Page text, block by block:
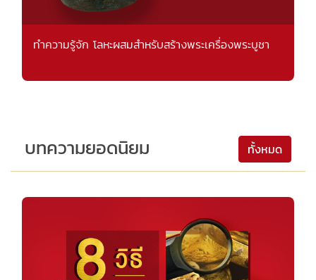
ทำความรู้จัก โลหะผสมสำหรับสร้างพระเครื่องพระบูชา
บทความยอดนิยม ทั้งหมด